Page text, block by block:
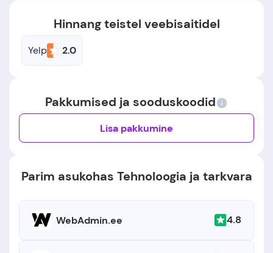
Hinnang teistel veebisaitidel
Yelp 2.0
Pakkumised ja sooduskoodid
Lisa pakkumine
Parim asukohas Tehnoloogia ja tarkvara
WebAdmin.ee 4.8